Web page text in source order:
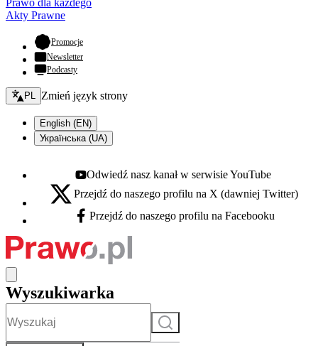
Prawo dla każdego
Akty Prawne
Promocje- otwiera się w nowej karcie
Newsletter
Podcasty
Zmień język - bieżący:
PL Zmień język strony
English (EN)
Українська (UA)
Youtube - otwiera się w nowej karcie
Odwiedź nasz kanał w serwisie YouTube
X - otwiera się w nowej karcie
Przejdź do naszego profilu na X (dawniej Twitter)
Facebook - otwiera się w nowej karcie
Przejdź do naszego profilu na Facebooku
Wyszukiwarka
Szukaj